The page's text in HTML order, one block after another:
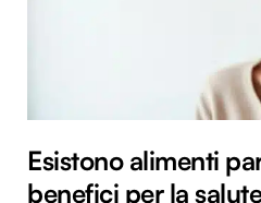
Esistono alimenti
benefici per la